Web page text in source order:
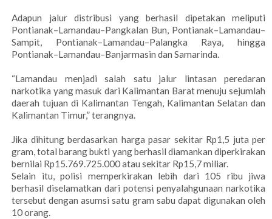
Adapun jalur distribusi yang berhasil dipetakan meliputi
Pontianak–Lamandau–Pangkalan Bun, Pontianak–Lamandau–
Sampit, Pontianak–Lamandau–Palangka Raya, hingga
Pontianak–Lamandau–Banjarmasin dan Samarinda.
“Lamandau menjadi salah satu jalur lintasan peredaran
narkotika yang masuk dari Kalimantan Barat menuju sejumlah
daerah tujuan di Kalimantan Tengah, Kalimantan Selatan dan
Kalimantan Timur,” terangnya.
Jika dihitung berdasarkan harga pasar sekitar Rp1,5 juta per
gram, total barang bukti yang berhasil diamankan diperkirakan
bernilai Rp15.769.725.000 atau sekitar Rp15,7 miliar.
Selain itu, polisi memperkirakan lebih dari 105 ribu jiwa
berhasil diselamatkan dari potensi penyalahgunaan narkotika
tersebut dengan asumsi satu gram sabu dapat digunakan oleh
10 orang.